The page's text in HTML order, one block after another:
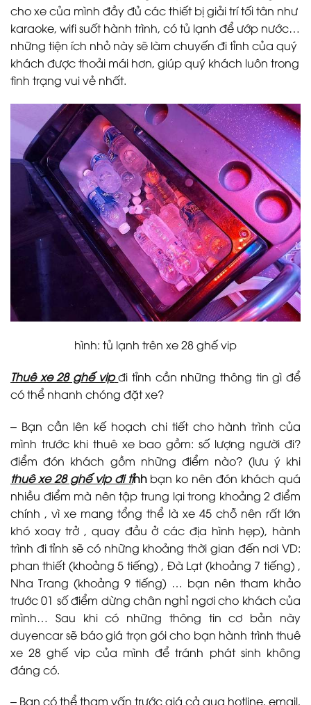
cho xe của mình đầy đủ các thiết bị giải trí tối tân như
karaoke, wifi suốt hành trình, có tủ lạnh để ướp nước…
những tiện ích nhỏ này sẽ làm chuyến đi tỉnh của quý
khách được thoải mái hơn, giúp quý khách luôn trong
tình trạng vui vẻ nhất.
hình: tủ lạnh trên xe 28 ghế vip
Thuê xe 28 ghế vip đi tỉnh cần những thông tin gì để
có thể nhanh chóng đặt xe?
– Bạn cần lên kế hoạch chi tiết cho hành trình của
mình trước khi thuê xe bao gồm: số lượng người đi?
điểm đón khách gồm những điểm nào? (lưu ý khi
thuê xe 28 ghế vip đi tỉnhbạn ko nên đón khách quá
nhiều điểm mà nên tập trung lại trong khoảng 2 điểm
chính , vì xe mang tổng thể là xe 45 chỗ nên rất lớn
khó xoay trở , quay đầu ở các địa hình hẹp), hành
trình đi tỉnh sẽ có những khoảng thời gian đến nơi VD:
phan thiết (khoảng 5 tiếng) , Đà Lạt (khoảng 7 tiếng) ,
Nha Trang (khoảng 9 tiếng) … bạn nên tham khảo
trước 01 số điểm dừng chân nghỉ ngơi cho khách của
mình… Sau khi có những thông tin cơ bản này
duyencar sẽ báo giá trọn gói cho bạn hành trình thuê
xe 28 ghế vip của mình để tránh phát sinh không
đáng có.
– Bạn có thể tham vấn trước giá cả qua hotline, email,